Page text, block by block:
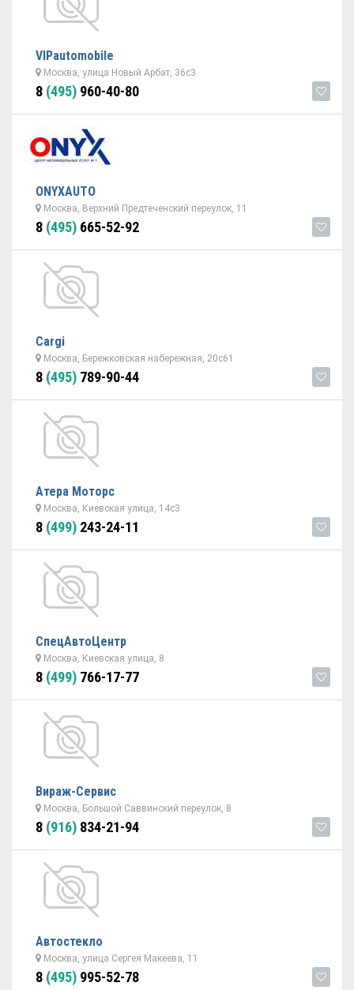
VIPautomobile
Москва, улица Новый Арбат, 36с3
8 (495) 960-40-80
ONYXAUTO
Москва, Верхний Предтеченский переулок, 11
8 (495) 665-52-92
Cargi
Москва, Бережковская набережная, 20с61
8 (495) 789-90-44
Атера Моторс
Москва, Киевская улица, 14с3
8 (499) 243-24-11
СпецАвтоЦентр
Москва, Киевская улица, 8
8 (499) 766-17-77
Вираж-Сервис
Москва, Большой Саввинский переулок, 8
8 (916) 834-21-94
Автостекло
Москва, улица Сергея Макеева, 11
8 (495) 995-52-78